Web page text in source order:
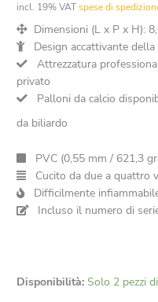
incl. 19% VATspese di
Dimensioni (L x P x H):
Design accattivante
Attrezzatura
privato
Palloni da calcio
da biliardo
PVC (0,55 mm / 621,3
Cucito da due a quattro
Difficilmente
Incluso il numero di
Disponibilità: Solo 2 pezzi